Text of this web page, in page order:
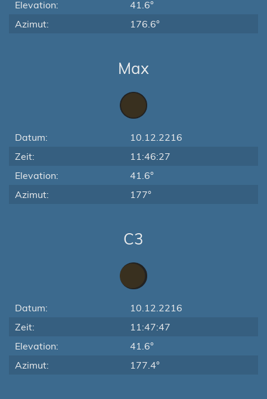
Elevation:
41.6°
Azimut:
176.6°
Max
Datum:
10.12.2216
Zeit:
11:46:27
Elevation:
41.6°
Azimut:
177°
C3
Datum:
10.12.2216
Zeit:
11:47:47
Elevation:
41.6°
Azimut:
177.4°